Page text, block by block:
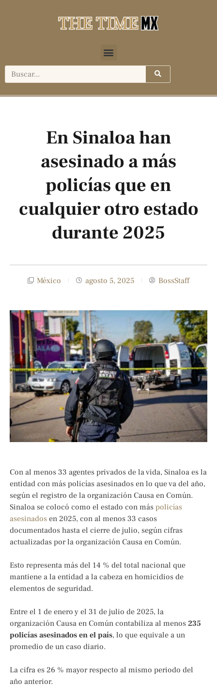
En Sinaloa han
asesinado a más
policías que en
cualquier otro estado
durante 2025
México agosto 5, 2025 BossStaff
Con al menos 33 agentes privados de la vida, Sinaloa es la
entidad con más policías asesinados en lo que va del año,
según el registro de la organización Causa en Común.
Sinaloa se colocó como el estado con más policías
asesinados en 2025, con al menos 33 casos
documentados hasta el cierre de julio, según cifras
actualizadas por la organización Causa en Común.
Esto representa más del 14 % del total nacional que
mantiene a la entidad a la cabeza en homicidios de
elementos de seguridad.
Entre el 1 de enero y el 31 de julio de 2025, la
organización Causa en Común contabiliza al menos 235
policías asesinados en el país, lo que equivale a un
promedio de un caso diario.
La cifra es 26 % mayor respecto al mismo periodo del
año anterior.